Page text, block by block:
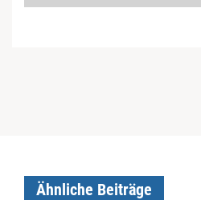
Ähnliche Beiträge